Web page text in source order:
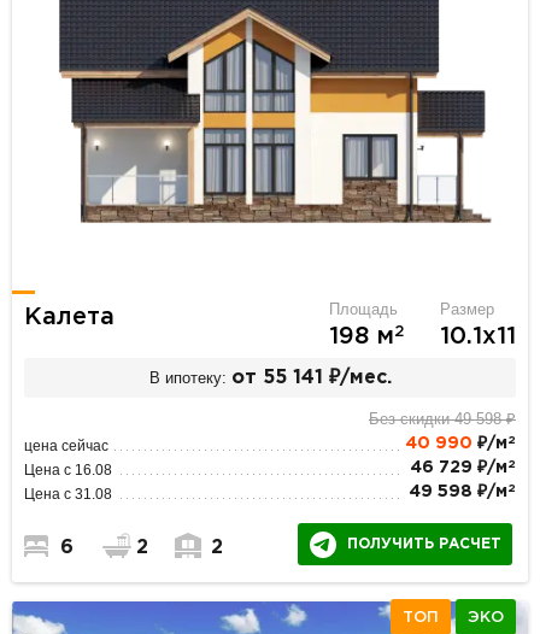
Калета Площадь
198 м2
Размер
10.1х11
В ипотеку: от 55 141 ₽/мес.
Без скидки 49 598 ₽
цена сейчас 40 990 ₽/м 2
Цена с 16.08 46 729 ₽/м 2
Цена с 31.08 49 598 ₽/м 2
6 2 2 ПОЛУЧИТЬ РАСЧЕТ
ТОП ЭКО